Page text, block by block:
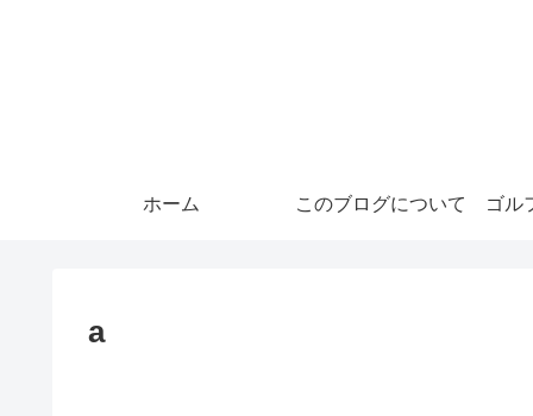
ホーム このブログについて ゴル
a